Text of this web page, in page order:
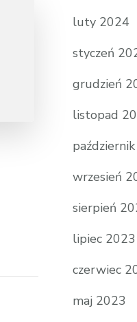
luty 2024
styczeń
grudzień
listopad
wrzesień
sierpień
lipiec 2023
czerwiec
maj 2023